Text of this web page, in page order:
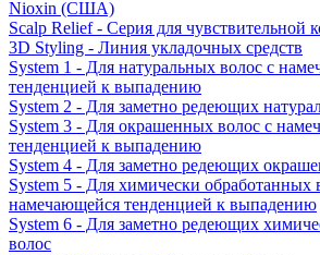
Nioxin (США)
Scalp Relief - Серия для чувствительной
3D Styling - Линия укладочных средств
System 1 - Для натуральных волос с
тенденцией к выпадению
System 2 - Для заметно редеющих
System 3 - Для окрашенных волос с
тенденцией к выпадению
System 4 - Для заметно редеющих
System 5 - Для химически обработанных
намечающейся тенденцией к выпадению
System 6 - Для заметно редеющих
волос